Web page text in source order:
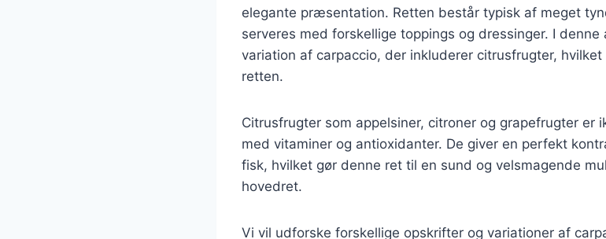
elegante præsentation. Retten består typisk af meget
serveres med forskellige toppings og dressinger. I
variation af carpaccio, der inkluderer citrusfrugter,
retten.
Citrusfrugter som appelsiner, citroner og grapefrugter er
med vitaminer og antioxidanter. De giver en perfekt
fisk, hvilket gør denne ret til en sund og velsmagende
hovedret.
Vi vil udforske forskellige opskrifter og variationer af